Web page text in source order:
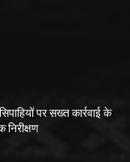
पर सख्त कार्रवाई के